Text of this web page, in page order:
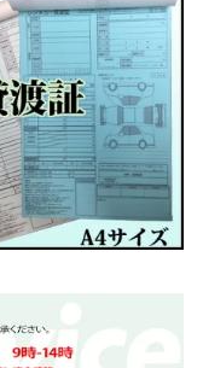
込み】